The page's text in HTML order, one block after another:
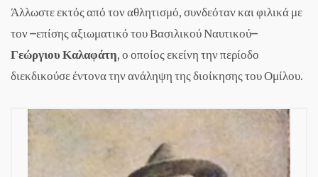
Άλλωστε εκτός από τον αθλητισμό, συνδεόταν και φιλικά με
τον –επίσης αξιωματικό του Βασιλικού Ναυτικού–
Γεώργιου Καλαφάτη, ο οποίος εκείνη την περίοδο
διεκδικούσε έντονα την ανάληψη της διοίκησης του Ομίλου.